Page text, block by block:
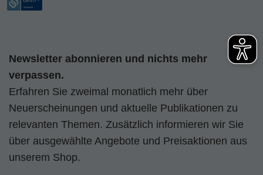
Newsletter abonnieren und nichts mehr
verpassen.
Erfahren Sie zweimal monatlich mehr über
Neuerscheinungen und aktuelle Publikationen zu
relevanten Themen. Zusätzlich informieren wir Sie
über ausgewählte Angebote und Preisaktionen aus
unserem Shop.